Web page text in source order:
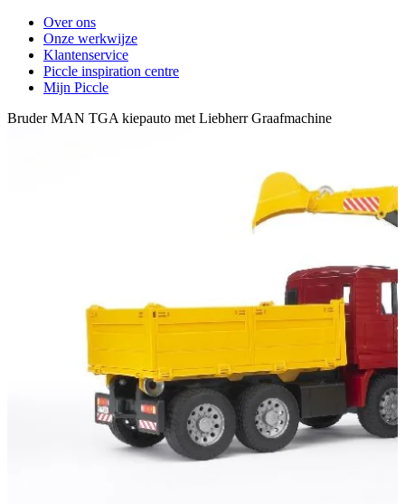
Over ons
Onze werkwijze
Klantenservice
Piccle inspiration centre
Mijn Piccle
Bruder MAN TGA kiepauto met Liebherr Graafmachine